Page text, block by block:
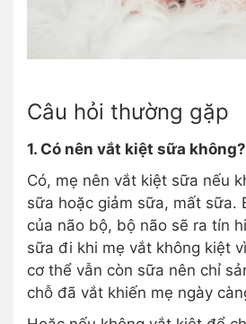
Câu hỏi thường gặp
1. Có nên vắt kiệt sữa không?
Có, mẹ nên vắt kiệt sữa nếu
sữa hoặc giảm sữa, mất sữa.
của não bộ, bộ não sẽ ra tín
sữa đi khi mẹ vắt không kiệt
cơ thể vẫn còn sữa nên chỉ
chỗ đã vắt khiến mẹ ngày